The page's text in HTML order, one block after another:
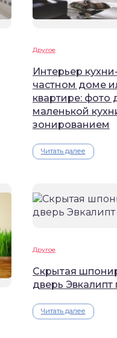
Другое
Интерьер
частном доме
квартире: фото
маленькой
зонированием
Читать далее
Другое
Скрытая
дверь
Читать далее